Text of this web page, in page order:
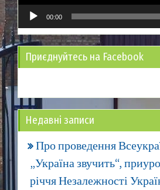
00:00
Приєднуйтесь на Facebook
Недавні записи
Про проведення
„Україна звучить“,
річчя Незалежності